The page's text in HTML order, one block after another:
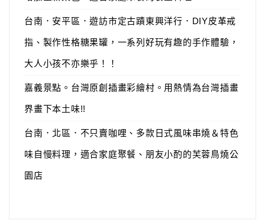
台南．安平區．遊訪市定古蹟東興洋行．DIY皮革戒
指、製作性格糖果罐，一系列好玩有趣的手作體驗，
大人小孩不亦樂乎！！
嘉義景點。台灣原創插畫彩繪村。用熱情為台灣插畫
界畫下本土味!!
台南．北區．不只賣咖哩、多款日式風味串燒＆特色
味自慢料理，適合家庭聚餐、朋友小酌的芙蓉鳥燒公
園店